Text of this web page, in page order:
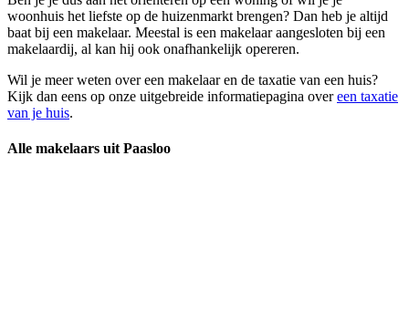
woonhuis het liefste op de huizenmarkt brengen? Dan heb je altijd
baat bij een makelaar. Meestal is een makelaar aangesloten bij een
makelaardij, al kan hij ook onafhankelijk opereren.
Wil je meer weten over een makelaar en de taxatie van een huis?
Kijk dan eens op onze uitgebreide informatiepagina overeen taxatie
van je huis.
Alle makelaars uit Paasloo